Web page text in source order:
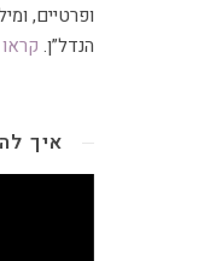
ופרטיים,
הנדל”ן.
איך
נגן